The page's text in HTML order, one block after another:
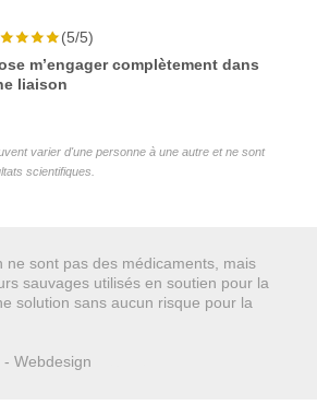
(5/5)
m’engager complètement dans
liaison
varier d'une personne à une autre et ne sont
scientifiques.
ne sont pas des médicaments, mais
sauvages utilisés en soutien pour la
solution sans aucun risque pour la
Webdesign